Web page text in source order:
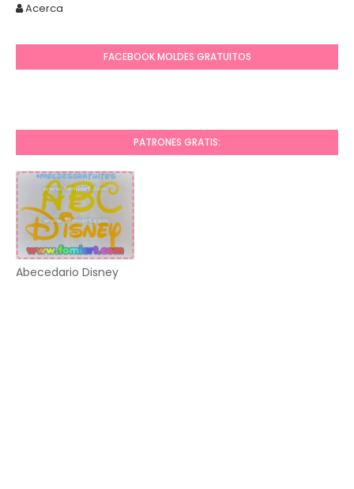
Acerca
FACEBOOK MOLDES GRATUITOS
PATRONES GRATIS:
Abecedario Disney